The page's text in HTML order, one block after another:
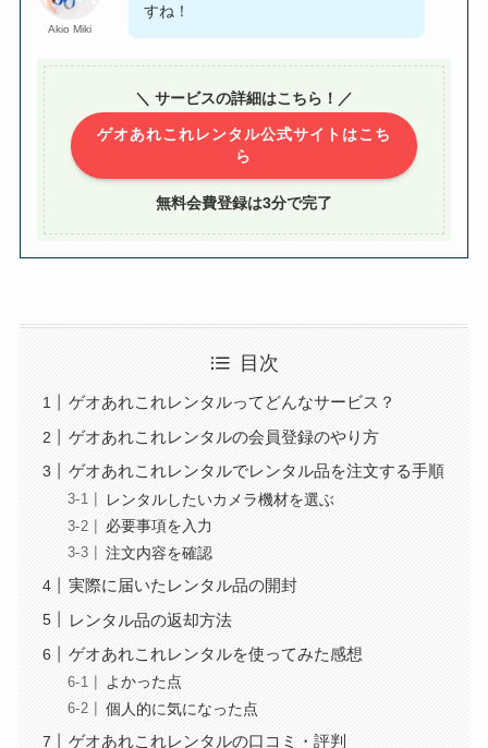
Akio Miki
すね！
＼ サービスの詳細はこちら！／
ゲオあれこれレンタル公式サイトはこち
ら
無料会費登録は3分で完了
目次
ゲオあれこれレンタルってどんなサービス？
ゲオあれこれレンタルの会員登録のやり方
ゲオあれこれレンタルでレンタル品を注文する手順
レンタルしたいカメラ機材を選ぶ
必要事項を入力
注文内容を確認
実際に届いたレンタル品の開封
レンタル品の返却方法
ゲオあれこれレンタルを使ってみた感想
よかった点
個人的に気になった点
ゲオあれこれレンタルの口コミ・評判